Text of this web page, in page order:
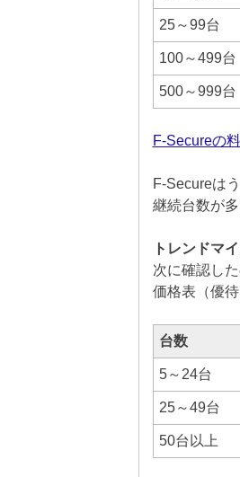
25～99台
100～499台
500～999台
F-Secureの
F-Secureは
継続台数が
トレンドマ
次に確認し
価格表（優
台数
5～24台
25～49台
50台以上